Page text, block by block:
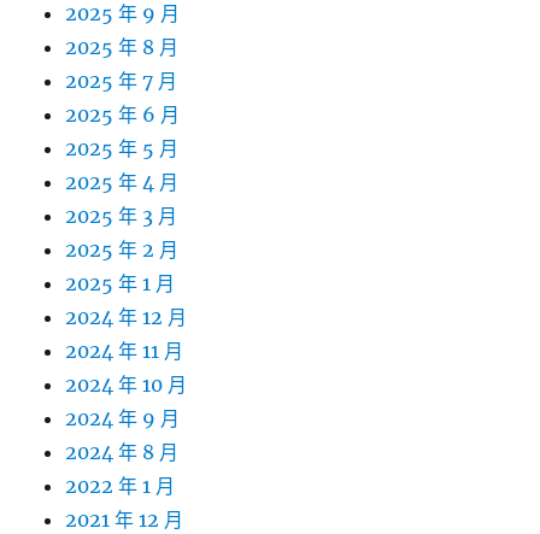
2025 年 9 月
2025 年 8 月
2025 年 7 月
2025 年 6 月
2025 年 5 月
2025 年 4 月
2025 年 3 月
2025 年 2 月
2025 年 1 月
2024 年 12 月
2024 年 11 月
2024 年 10 月
2024 年 9 月
2024 年 8 月
2022 年 1 月
2021 年 12 月